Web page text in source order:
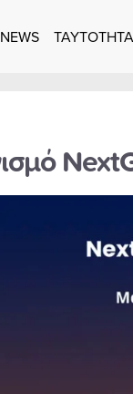
TAYTOTHTA